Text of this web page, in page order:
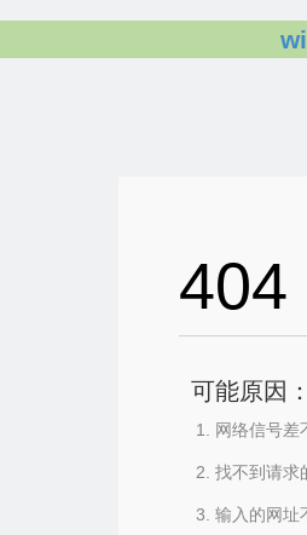
404
可能原因
网络信号差
找不到请求
输入的网址